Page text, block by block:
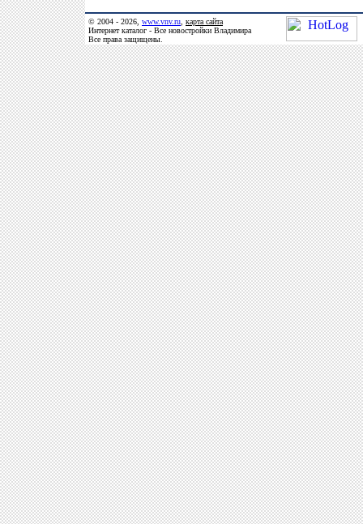
© 2004 - 2026, www.vnv.ru карта сайта
Интернет каталог - Все новостройки Владимира
Все права защищены.